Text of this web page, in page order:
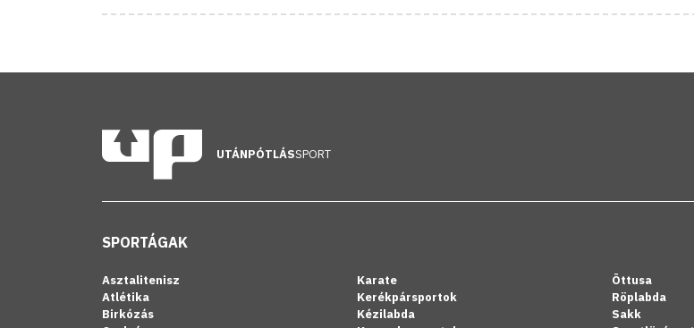
UTÁNPÓTLÁSSPORT
SPORTÁGAK
Asztalitenisz
Atlétika
Birkózás
Karate
Kerékpársportok
Kézilabda
Öttusa
Röplabda
Sakk